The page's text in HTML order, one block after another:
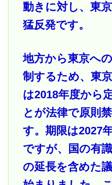
動きに対し、東
猛反発です。
地方から東京へ
制するため、東
は2018年度から
とが法律で原則
す。期限は2027
ですが、国の有
の延長を含めた